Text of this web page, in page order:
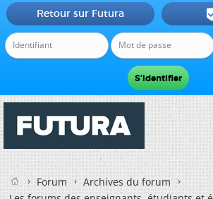
Retour sur Futura
Forum
Archives du forum